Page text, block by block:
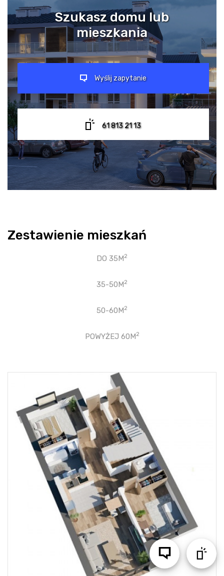
Szukasz domu lub
mieszkania
Wyślij zapytanie
61 813 21 13
Zestawienie mieszkań
DO 35M2
35-50M2
50-60M2
POWYŻEJ 60M2